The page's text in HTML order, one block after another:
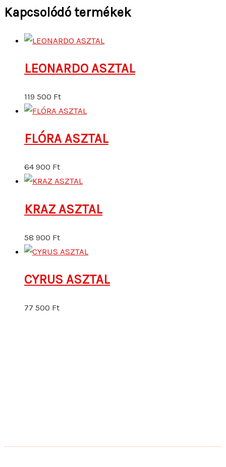
Kapcsolódó termékek
LEONARDO ASZTAL
119 500 Ft
FLÓRA ASZTAL
64 900 Ft
KRAZ ASZTAL
58 900 Ft
CYRUS ASZTAL
77 500 Ft